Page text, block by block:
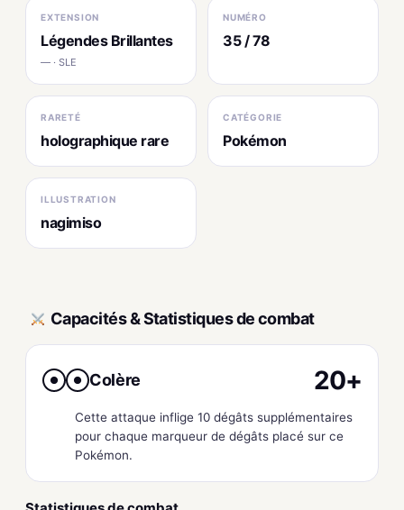
EXTENSION
Légendes Brillantes
— · SLE
NUMÉRO
35 / 78
RARETÉ
holographique rare
CATÉGORIE
Pokémon
ILLUSTRATION
nagimiso
Capacités & Statistiques de combat
● ● Colère 20+
Cette attaque inflige 10 dégâts supplémentaires
pour chaque marqueur de dégâts placé sur ce
Pokémon.